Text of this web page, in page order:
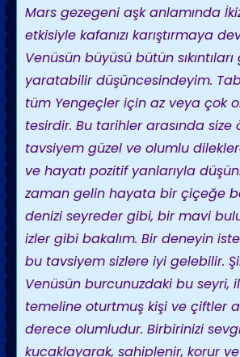
Mars gezegeni aşk anlamında
etkisiyle kafanızı karıştırmaya
Venüsün büyüsü bütün
yaratabilir düşüncesindeyim.
tüm Yengeçler için az veya çok
tesirdir. Bu tarihler arasında size
tavsiyem güzel ve olumlu
ve hayatı pozitif yanlarıyla
zaman gelin hayata bir çiçeğe
denizi seyreder gibi, bir mavi
izler gibi bakalım. Bir deneyin
bu tavsiyem sizlere iyi gelebilir.
Venüsün burcunuzdaki bu seyri,
temeline oturtmuş kişi ve çiftler
derece olumludur. Birbirinizi
kucaklayarak, sahiplenir, korur ve